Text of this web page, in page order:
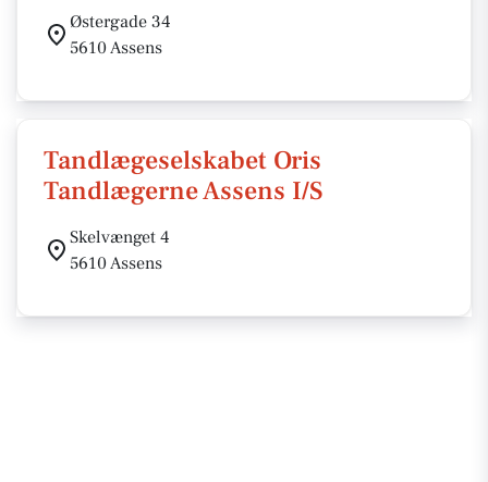
Østergade 34
5610 Assens
Tandlægeselskabet Oris
Tandlægerne Assens I/S
Skelvænget 4
5610 Assens